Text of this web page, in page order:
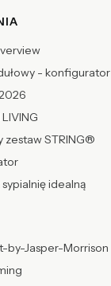
- konfigurator
zestaw STRING®
idealną
by-Jasper-Morrison